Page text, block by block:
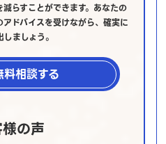
らすことができます。あなたの
ドバイスを受けながら、確実に
ましょう。
料相談する
の声